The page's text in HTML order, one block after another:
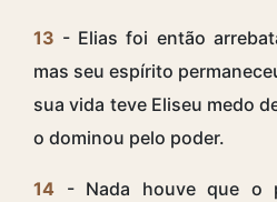
13 - Elias foi então
mas seu espírito
sua vida teve Eliseu medo
o dominou pelo poder.
14 - Nada houve que o